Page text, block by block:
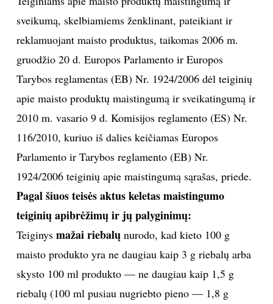
Prenumeruodami portalą,
Jūs sutinkate su
sveikumą, skelbiamiems ženklinant, pateikiant ir
reklamuojant maisto produktus, taikomas 2006 m.
gruodžio 20 d. Europos Parlamento ir Europos
Tarybos reglamentas (EB) Nr. 1924/2006 dėl teiginių
apie maisto produktų maistingumą ir sveikatingumą ir
2010 m. vasario 9 d. Komisijos reglamento (ES) Nr.
116/2010, kuriuo iš dalies keičiamas Europos
Parlamento ir Tarybos reglamento (EB) Nr.
1924/2006 teiginių apie maistingumą sąrašas, priede.
Pagal šiuos teisės aktus keletas maistingumo
teiginių apibrėžimų ir jų palyginimų:
Teiginys mažai riebalųnurodo, kad kieto 100 g
maisto produkto yra ne daugiau kaip 3 g riebalų arba
skysto 100 ml produkto — ne daugiau kaip 1,5 g
riebalų (100 ml pusiau nugriebto pieno — 1,8 g